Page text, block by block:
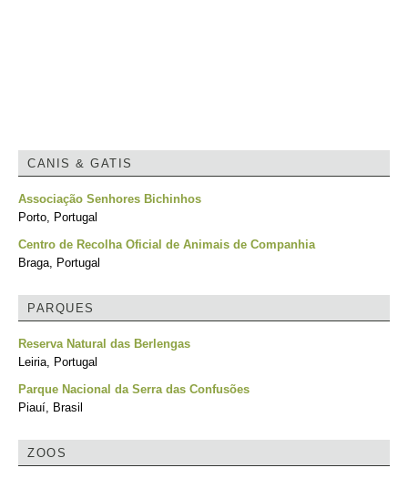
CANIS & GATIS
Associação Senhores Bichinhos
Porto, Portugal
Centro de Recolha Oficial de Animais de Companhia
Braga, Portugal
PARQUES
Reserva Natural das Berlengas
Leiria, Portugal
Parque Nacional da Serra das Confusões
Piauí, Brasil
ZOOS